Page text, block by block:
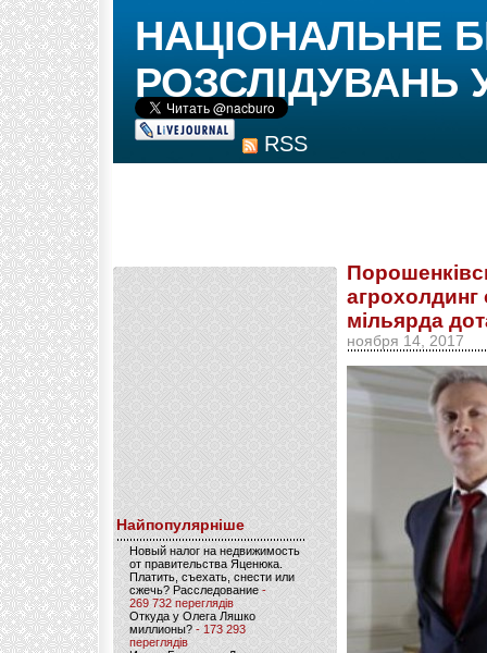
RSS
НАЦІОНАЛЬНЕ
РОЗСЛІДУВАНЬ
Найпопулярніше
Новый налог на недвижимость
от правительства Яценюка.
Платить, съехать, снести или
сжечь? Расследование-
269 732 переглядів
Откуда у Олега Ляшко
миллионы? - 173 293
переглядів
агрохолдинг
мільярда
ноября 14, 2017